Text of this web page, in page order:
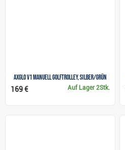
Axglo V1 Manuell Golftrolley, silber/grün
Auf Lager2Stk.
169 €